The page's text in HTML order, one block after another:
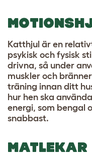
Katthjul är en
psykisk och fysisk
drivna, så under
muskler och
träning innan ditt
hur hen ska
energi, som bengal
snabbast.
MATLEKAR